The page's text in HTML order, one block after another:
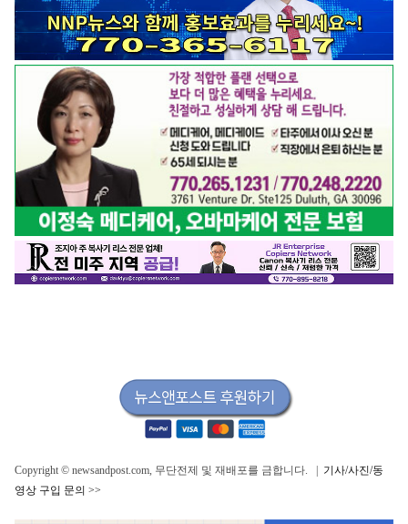
Copyright © newsandpost.com, 무단전제 및 재배포를 금합니다. | 기사/사진/동
영상 구입 문의 >>